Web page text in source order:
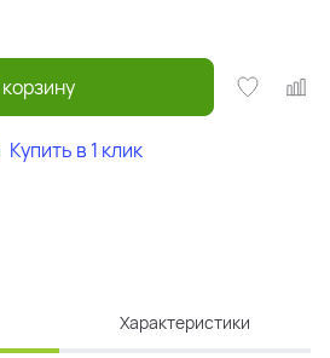
Купить в 1 клик
Характеристики